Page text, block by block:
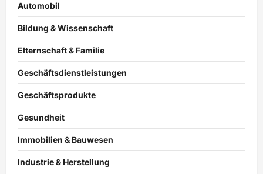
Automobil
Bildung & Wissenschaft
Elternschaft & Familie
Geschäftsdienstleistungen
Geschäftsprodukte
Gesundheit
Immobilien & Bauwesen
Industrie & Herstellung